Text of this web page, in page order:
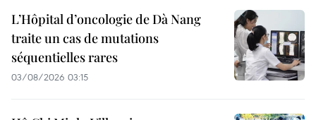
L’Hôpital d’oncologie de Dà Nang
traite un cas de mutations
séquentielles rares
03/08/2026 03:15